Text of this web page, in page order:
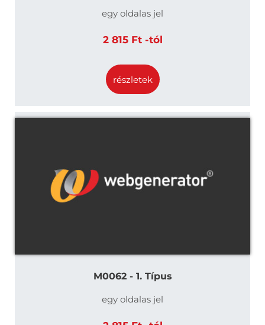
egy oldalas jel
2 815 Ft -tól
részletek
M0062 - 1. Típus
egy oldalas jel